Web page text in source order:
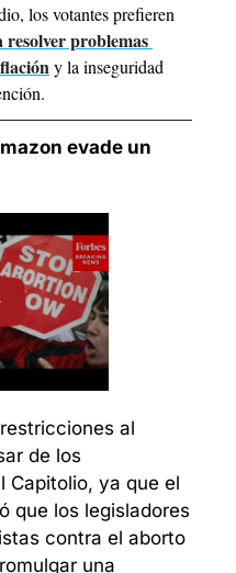
los votantes prefieren
resolver problemas
y la inseguridad
evade un
de los
Capitolio, ya que el
que los legisladores
contra el aborto
una